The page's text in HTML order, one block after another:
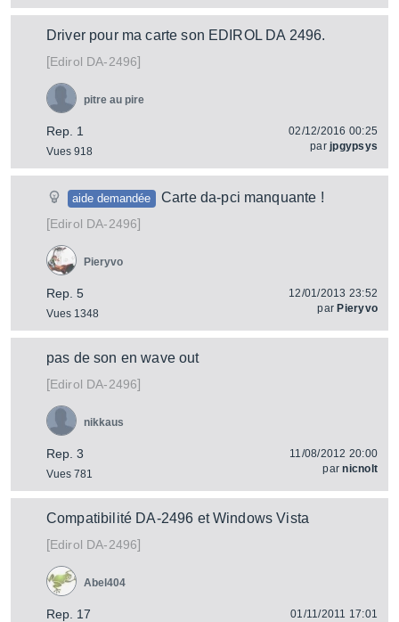
Driver pour ma carte son EDIROL DA 2496.
[Edirol DA-2496]
Rep. 1
Vues 918
pitre au pire
02/12/2016 00:25
parjpgypsys
aide demandée
Carte da-pci manquante !
[Edirol DA-2496]
Rep. 5
Vues 1348
Pieryvo
12/01/2013 23:52
par Pieryvo
pas de son en wave out
[Edirol DA-2496]
Rep. 3
Vues 781
nikkaus
11/08/2012 20:00
parnicnolt
Compatibilité DA-2496 et Windows Vista
[Edirol DA-2496]
Rep. 17
Abel404
01/11/2011 17:01